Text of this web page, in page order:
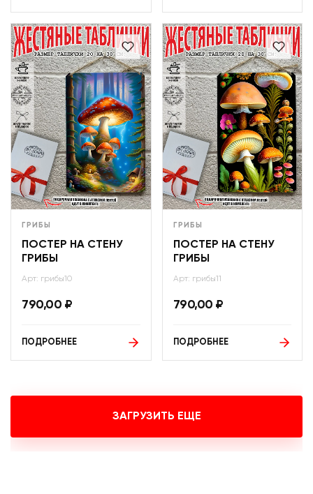
ГРИБЫ
ПОСТЕР НА СТЕНУ
ГРИБЫ
Арт: грибы10
790,00 ₽
ПОДРОБНЕЕ
ГРИБЫ
ПОСТЕР НА СТЕНУ
ГРИБЫ
Арт: грибы11
790,00 ₽
ПОДРОБНЕЕ
ЗАГРУЗИТЬ ЕЩЕ